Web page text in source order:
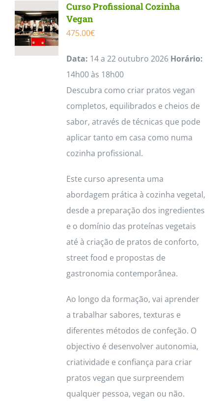
Curso Profissional Cozinha
Vegan
475.00€
Data: 14 a 22 outubro 2026 Horário:
14h00 às 18h00
Descubra como criar pratos vegan
completos, equilibrados e cheios de
sabor, através de técnicas que pode
aplicar tanto em casa como numa
cozinha profissional.
Este curso apresenta uma
abordagem prática à cozinha vegetal,
desde a preparação dos ingredientes
e o domínio das proteínas vegetais
até à criação de pratos de conforto,
street food e propostas de
gastronomia contemporânea.
Ao longo da formação, vai aprender
a trabalhar sabores, texturas e
diferentes métodos de confeção. O
objectivo é desenvolver autonomia,
criatividade e confiança para criar
pratos vegan que surpreendem
qualquer pessoa, vegan ou não.